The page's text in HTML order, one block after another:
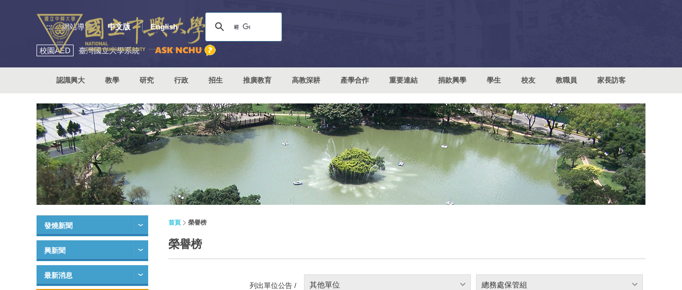
::: 網站導覽 中文版 English
校園AED 臺灣國立大學系統
認識興大 教學 研究 行政 招生 推廣教育 高教深耕 產學合作 重要連結 捐款興學 學生 校友 教職員 家長訪客
發燒新聞
興新聞
最新消息
首頁 榮譽榜
榮譽榜
列出單位公告 / 其他單位 總務處保管組